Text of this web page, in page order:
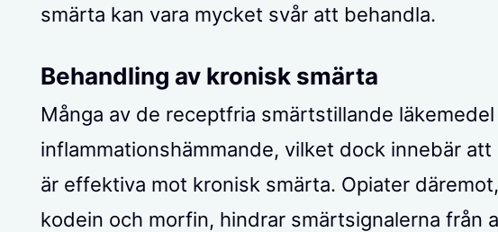
smärta kan vara mycket svår att behandla.
Behandling av kronisk smärta
Många av de receptfria smärtstillande
inflammationshämmande, vilket dock innebär
är effektiva mot kronisk smärta. Opiater
kodein och morfin, hindrar smärtsignalerna från